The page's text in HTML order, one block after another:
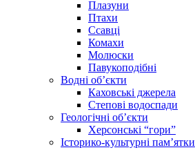
Плазуни
Птахи
Ссавці
Комахи
Молюски
Павукоподібні
Водні об’єкти
Каховські джерела
Степові водоспади
Геологічні об’єкти
Херсонські “гори”
Історико-культурні пам’ятки